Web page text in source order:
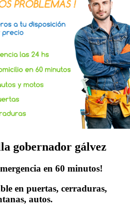
gobernador gálvez
en 60 minutos!
en puertas, cerraduras,
autos.